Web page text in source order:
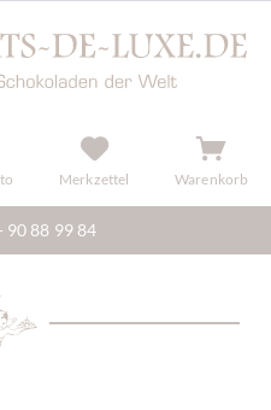
Merkzettel Warenkorb
90 88 99 84